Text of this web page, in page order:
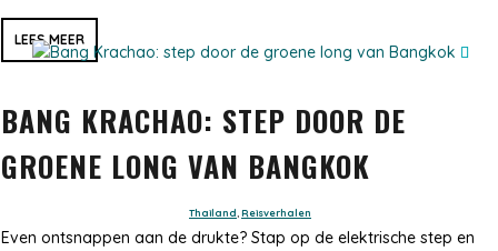
LEES MEER
BANG KRACHAO: STEP DOOR DE
GROENE LONG VAN BANGKOK
Thailand,Reisverhalen
Even ontsnappen aan de drukte? Stap op de elektrische step en